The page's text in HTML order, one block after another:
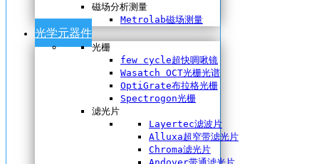
磁场分析测量
Metrolab磁场测量
光学元器件
光栅
few cycle超快啁啾镜
Wasatch OCT光栅光谱
OptiGrate布拉格光栅
Spectrogon光栅
滤光片
Layertec滤波片
Alluxa超窄带滤光片
Chroma滤光片